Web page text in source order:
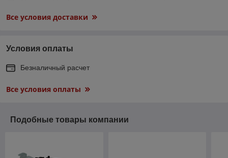
Все условия доставки
Условия оплаты
Безналичный расчет
Все условия оплаты
Подобные товары компании